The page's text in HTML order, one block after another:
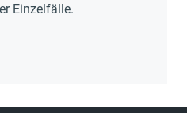
Einzelfälle.